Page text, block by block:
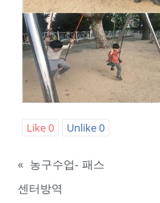
Like0 Unlike0
« 농구수업- 패스
센터방역